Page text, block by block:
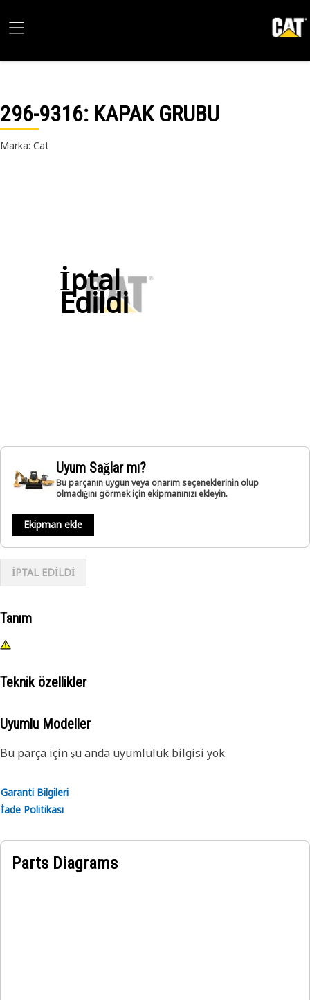
296-9316: KAPAK GRUBU
Marka: Cat
İptal
Edildi
Uyum Sağlar mı?
Bu parçanın uygun veya onarım seçeneklerinin olup
olmadığını görmek için ekipmanınızı ekleyin.
Ekipman ekle
İPTAL EDİLDİ
Tanım
Teknik özellikler
Uyumlu Modeller
Bu parça için şu anda uyumluluk bilgisi yok.
Garanti Bilgileri
İade Politikası
Parts Diagrams